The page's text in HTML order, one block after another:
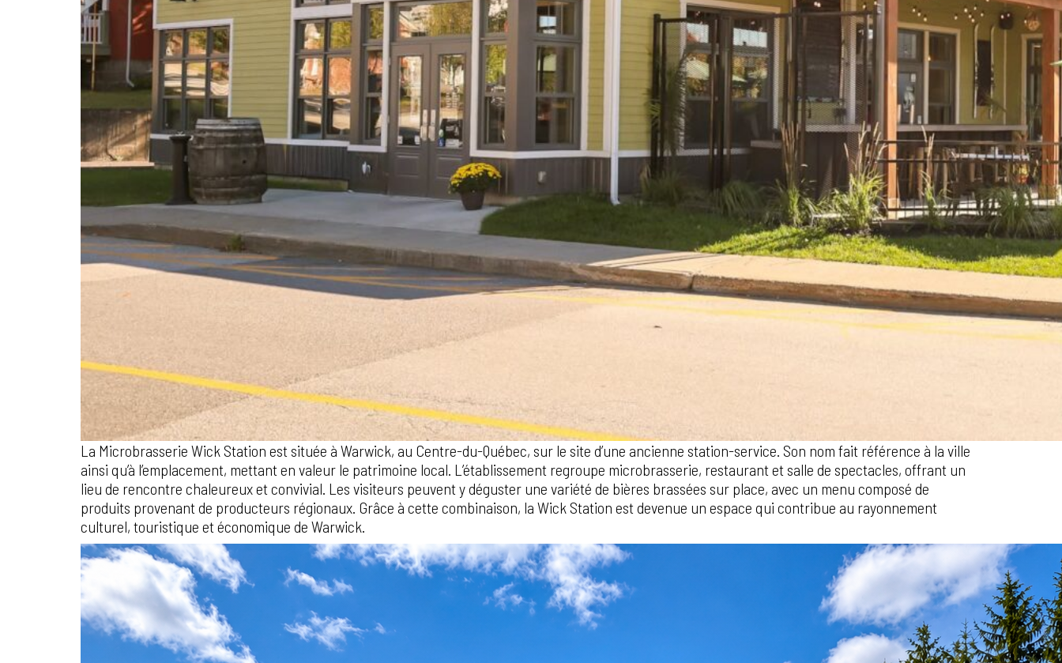
La Microbrasserie Wick Station est située à Warwick, au Centre-du-Québec, sur le site d’une ancienne station-service. Son nom fait référence à la ville
ainsi qu’à l’emplacement, mettant en valeur le patrimoine local. L’établissement regroupe microbrasserie, restaurant et salle de spectacles, offrant un
lieu de rencontre chaleureux et convivial. Les visiteurs peuvent y déguster une variété de bières brassées sur place, avec un menu composé de
produits provenant de producteurs régionaux. Grâce à cette combinaison, la Wick Station est devenue un espace qui contribue au rayonnement
culturel, touristique et économique de Warwick.